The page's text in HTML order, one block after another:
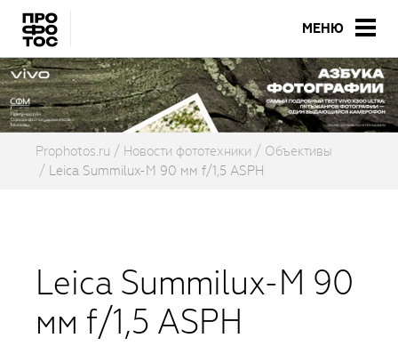
МЕНЮ
Prophotos.ru Новости фототехники
Объективы
Leica Summilux-M 90 мм f/1,5 ASPH
Leica Summilux-M 90
мм f/1,5 ASPH